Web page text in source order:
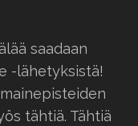
saadaan
-lähetyksistä!
tähtiä. Tähtiä